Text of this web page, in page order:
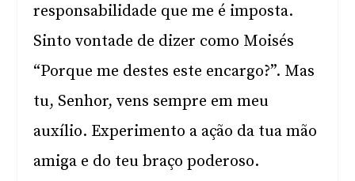
responsabilidade que me é imposta.
Sinto vontade de dizer como Moisés
“Porque me destes este encargo?”. Mas
tu, Senhor, vens sempre em meu
auxílio. Experimento a ação da tua mão
amiga e do teu braço poderoso.